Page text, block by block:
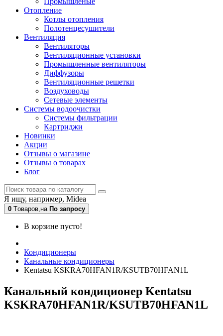
Отопление
Котлы отопления
Полотенцесушители
Вентиляция
Вентиляторы
Вентиляционные установки
Промышленные вентиляторы
Диффузоры
Вентиляционные решетки
Воздуховоды
Сетевые элементы
Системы водоочистки
Системы фильтрации
Картриджи
Новинки
Акции
Отзывы о магазине
Отзывы о товарах
Блог
Я ищу, например, Midea
0 Tоваров,на По запросу
В корзине пусто!
Кондиционеры
Канальные кондиционеры
Kentatsu KSKRA70HFAN1R/KSUTB70HFAN1L
Канальный кондиционер Kentatsu
KSKRA70HFAN1R/KSUTB70HFAN1L